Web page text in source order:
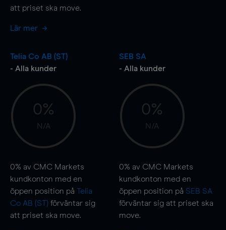
att priset ska move.
Lär mer
Telia Co AB (ST)
- Alla kunder
0%
N/A
0% av CMC Markets
kundkonton med en
öppen position på Telia
Co AB (ST) förväntar sig
att priset ska move.
SEB SA
- Alla kunder
0%
N/A
0% av CMC Markets
kundkonton med en
öppen position på SEB SA
förväntar sig att priset ska
move.